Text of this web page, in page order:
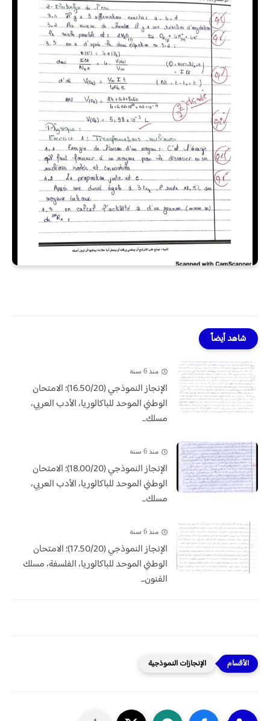
شاهد أيضاً
منذ 6 سنة
الإنجاز النموذجي (16.50/20)؛ الامتحان
الوطني الموحد للباكالوريا، الأدب العربي،
مسلك...
منذ 6 سنة
الإنجاز النموذجي (18.00/20)؛ الامتحان
الوطني الموحد للباكالوريا، الأدب العربي،
مسلك...
منذ 6 سنة
الإنجاز النموذجي (17.50/20)؛ الامتحان
الوطني الموحد للباكالوريا، الفلسفة، مسلك
الفنون...
الإنجازات النموذجية